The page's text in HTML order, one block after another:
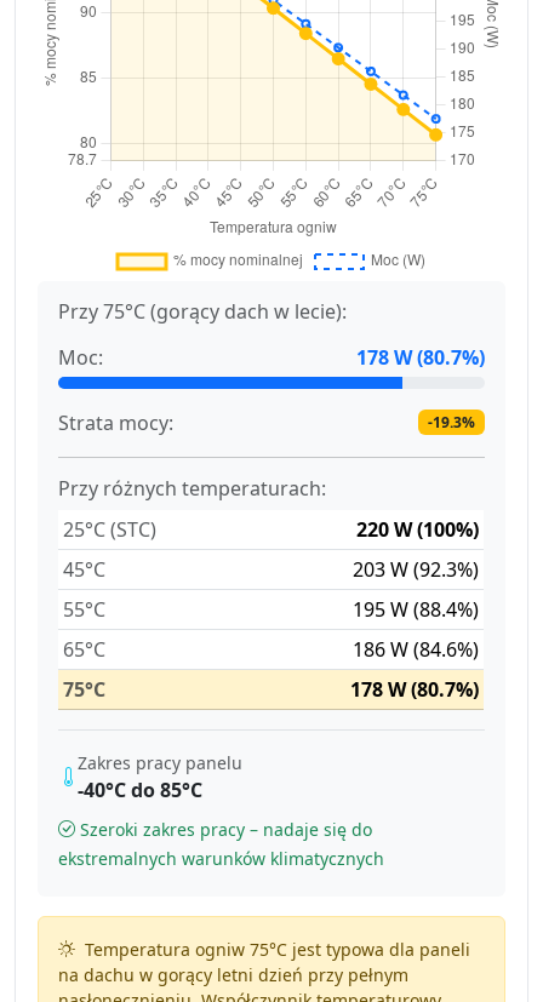
Przy 75°C (gorący dach w lecie):
Moc:
178 W (80.7%)
Strata mocy: -19.3%
Przy różnych temperaturach:
25°C (STC)
220 W (100%)
45°C
203 W (92.3%)
55°C
195 W (88.4%)
65°C
186 W (84.6%)
75°C
178 W (80.7%)
Zakres pracy panelu
-40°C do 85°C
Szeroki zakres pracy – nadaje się do
ekstremalnych warunków klimatycznych
Temperatura ogniw 75°C jest typowa dla paneli
na dachu w gorący letni dzień przy pełnym